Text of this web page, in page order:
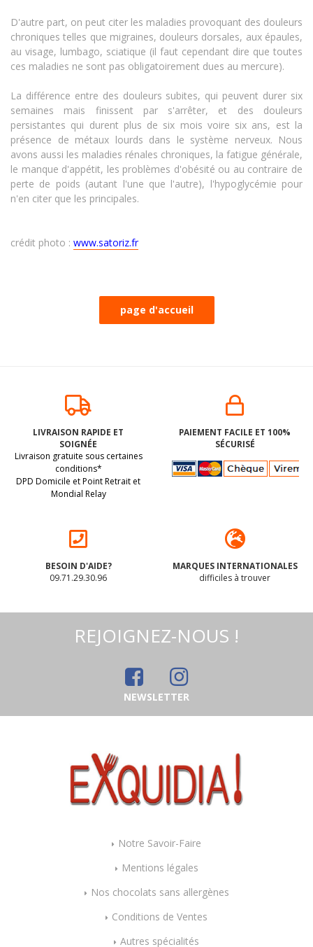
D'autre part, on peut citer les maladies provoquant des douleurs
chroniques telles que migraines, douleurs dorsales, aux épaules,
au visage, lumbago, sciatique (il faut cependant dire que toutes
ces maladies ne sont pas obligatoirement dues au mercure).
La différence entre des douleurs subites, qui peuvent durer six
semaines mais finissent par s'arrêter, et des douleurs
persistantes qui durent plus de six mois voire six ans, est la
présence de métaux lourds dans le système nerveux. Nous
avons aussi les maladies rénales chroniques, la fatigue générale,
le manque d'appétit, les problèmes d'obésité ou au contraire de
perte de poids (autant l'une que l'autre), l'hypoglycémie pour
n'en citer que les principales.
crédit photo : www.satoriz.fr
LIVRAISON RAPIDE ET
SOIGNÉE
Livraison gratuite sous certaines
conditions*
DPD Domicile et Point Retrait et
Mondial Relay
PAIEMENT FACILE ET 100%
SÉCURISÉ
BESOIN D'AIDE?
09.71.29.30.96
MARQUES INTERNATIONALES
difficiles à trouver
REJOIGNEZ-NOUS !
NEWSLETTER
Notre Savoir-Faire
Mentions légales
Nos chocolats sans allergènes
Conditions de Ventes
Autres spécialités